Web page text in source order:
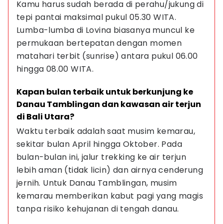
Kamu harus sudah berada di perahu/jukung di
tepi pantai maksimal pukul 05.30 WITA.
Lumba-lumba di Lovina biasanya muncul ke
permukaan bertepatan dengan momen
matahari terbit (sunrise) antara pukul 06.00
hingga 08.00 WITA.
Kapan bulan terbaik untuk berkunjung ke
Danau Tamblingan dan kawasan air terjun
di Bali Utara?
Waktu terbaik adalah saat musim kemarau,
sekitar bulan April hingga Oktober. Pada
bulan-bulan ini, jalur trekking ke air terjun
lebih aman (tidak licin) dan airnya cenderung
jernih. Untuk Danau Tamblingan, musim
kemarau memberikan kabut pagi yang magis
tanpa risiko kehujanan di tengah danau.